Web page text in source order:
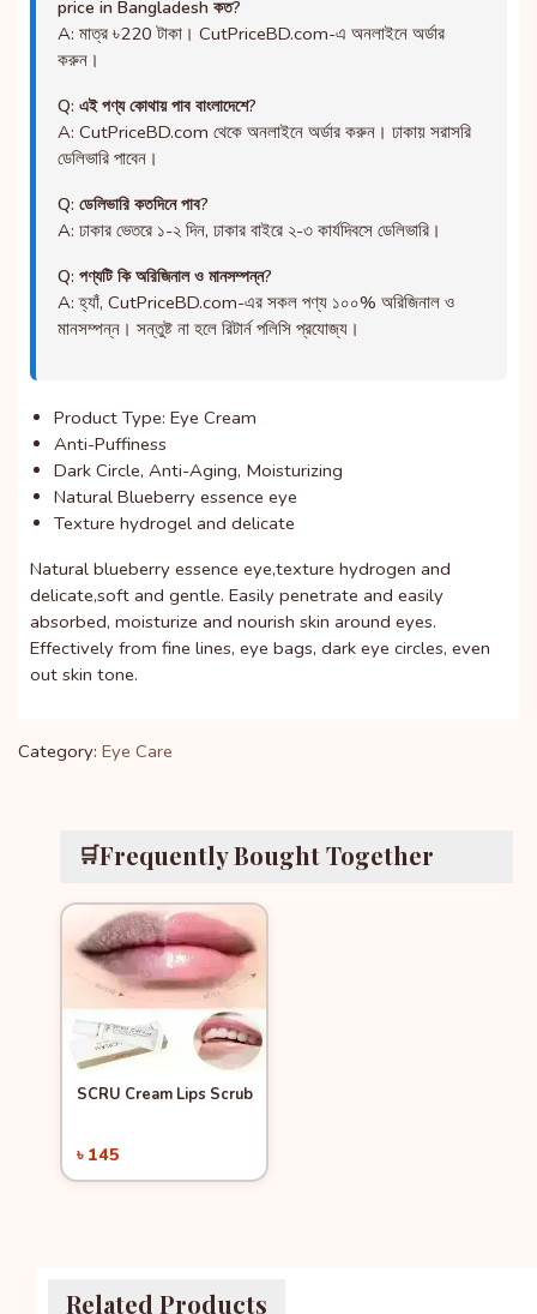
price in Bangladesh কত?
A: মাত্র ৳220 টাকা। CutPriceBD.com-এ অনলাইনে অর্ডার
করুন।
Q: এই পণ্য কোথায় পাব বাংলাদেশে?
A: CutPriceBD.com থেকে অনলাইনে অর্ডার করুন। ঢাকায় সরাসরি
ডেলিভারি পাবেন।
Q: ডেলিভারি কতদিনে পাব?
A: ঢাকার ভেতরে ১-২ দিন, ঢাকার বাইরে ২-৩ কার্যদিবসে ডেলিভারি।
Q: পণ্যটি কি অরিজিনাল ও মানসম্পন্ন?
A: হ্যাঁ, CutPriceBD.com-এর সকল পণ্য ১০০% অরিজিনাল ও
মানসম্পন্ন। সন্তুষ্ট না হলে রিটার্ন পলিসি প্রযোজ্য।
Product Type: Eye Cream
Anti-Puffiness
Dark Circle, Anti-Aging, Moisturizing
Natural Blueberry essence eye
Texture hydrogel and delicate
Natural blueberry essence eye,texture hydrogen and
delicate,soft and gentle. Easily penetrate and easily
absorbed, moisturize and nourish skin around eyes.
Effectively from fine lines, eye bags, dark eye circles, even
out skin tone.
Category: Eye Care
🛒Frequently Bought Together
Quick View
SCRU Cream Lips Scrub
৳ 145
Related Products